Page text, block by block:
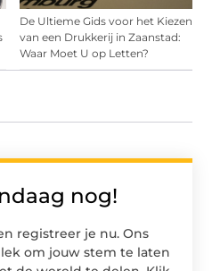
De Ultieme Gids voor het Kiezen
van een Drukkerij in Zaanstad:
Waar Moet U op Letten?
nog!
registreer je nu. Ons
om jouw stem te laten